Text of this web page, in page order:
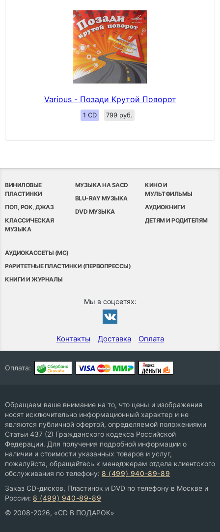
Various - Позади Крутой Поворот
1 CD 799 руб.
ВИНИЛОВЫЕ
ПЛАСТИНКИ
ПОП, РОК, ДЖАЗ
КЛАССИЧЕСКАЯ
МУЗЫКА
МУЗЫКА НА SACD
BLU-RAY МУЗЫКА
DVD МУЗЫКА
КИНО И
МУЛЬТФИЛЬМЫ
АУДИОКНИГИ
ДЕТЯМ И РОДИТЕЛЯМ
АУДИОКАССЕТЫ (MC)
РАРИТЕТНЫЕ ПЛАСТИНКИ (ПЕРВОПРЕССЫ)
КНИГИ И ЖУРНАЛЫ
Мы в соцсетях:
Контакты Доставка Оплата
Оплата:
Обращаем ваше внимание на то, что цены и изображения
носят исключительно информационный характер и не
являются публичной офертой, определяемой положениями
Статьи 437 (2) Гражданского кодекса Российской
Федерации. Для получения подробной информации о
наличии и стоимости указанных товаров и услуг,
пожалуйста, обращайтесь к менеджерам отдела клиентского
обслуживания по телефону: 8 (499) 940-89-89
Заказ CD-дисков, Пластинок и DVD по телефону в Москве и
России: 8 (499) 940-89-89
© 2008-2026, «CD В ПОДАРОК»